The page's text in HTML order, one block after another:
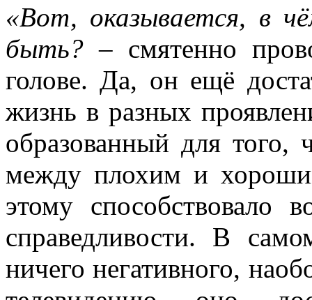
«Вот, оказывается, в
быть? – смятенно
голове. Да, он ещё
жизнь в разных
образованный для того,
между плохим и
этому способствовало
справедливости. В
ничего негативного,